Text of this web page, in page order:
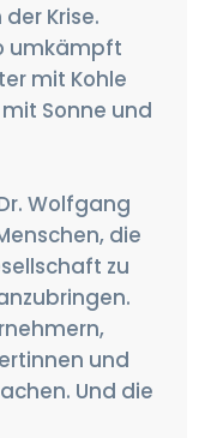
Krise.
umkämpft
mit Kohle
Sonne und
Wolfgang
die
zu
und
Und die